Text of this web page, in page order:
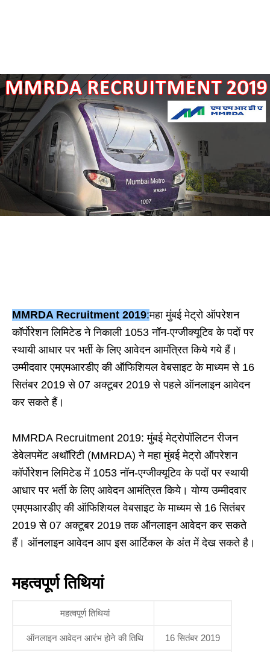
MMRDA Recruitment 2019:महा मुंबई मेट्रो ऑपरेशन
कॉर्पोरेशन लिमिटेड ने निकाली 1053 नॉन-एग्जीक्यूटिव के पदों पर
स्थायी आधार पर भर्ती के लिए आवेदन आमंत्रित किये गये हैं।
उम्मीदवार एमएमआरडीए की ऑफिशियल वेबसाइट के माध्यम से 16
सितंबर 2019 से 07 अक्टूबर 2019 से पहले ऑनलाइन आवेदन
कर सकते हैं।
MMRDA Recruitment 2019: मुंबई मेट्रोपॉलिटन रीजन
डेवेलपमेंट अथॉरिटी (MMRDA) ने महा मुंबई मेट्रो ऑपरेशन
कॉर्पोरेशन लिमिटेड में 1053 नॉन-एग्जीक्यूटिव के पदों पर स्थायी
आधार पर भर्ती के लिए आवेदन आमंत्रित किये। योग्य उम्मीदवार
एमएमआरडीए की ऑफिशियल वेबसाइट के माध्यम से 16 सितंबर
2019 से 07 अक्टूबर 2019 तक ऑनलाइन आवेदन कर सकते
हैं। ऑनलाइन आवेदन आप इस आर्टिकल के अंत में देख सकते है।
महत्वपूर्ण तिथियां
महत्वपूर्ण तिथियां
ऑनलाइन आवेदन आरंभ होने की तिथि 16 सितंबर 2019